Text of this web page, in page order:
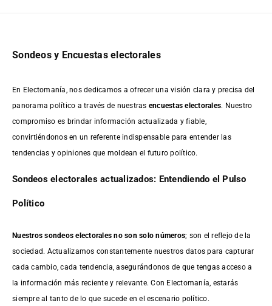
Sondeos y Encuestas electorales
En Electomanía, nos dedicamos a ofrecer una visión clara y precisa del
panorama político a través de nuestras encuestas electorales. Nuestro
compromiso es brindar información actualizada y fiable,
convirtiéndonos en un referente indispensable para entender las
tendencias y opiniones que moldean el futuro político.
Sondeos electorales actualizados: Entendiendo el Pulso
Político
Nuestros sondeos electorales no son solo números; son el reflejo de la
sociedad. Actualizamos constantemente nuestros datos para capturar
cada cambio, cada tendencia, asegurándonos de que tengas acceso a
la información más reciente y relevante. Con Electomanía, estarás
siempre al tanto de lo que sucede en el escenario político.